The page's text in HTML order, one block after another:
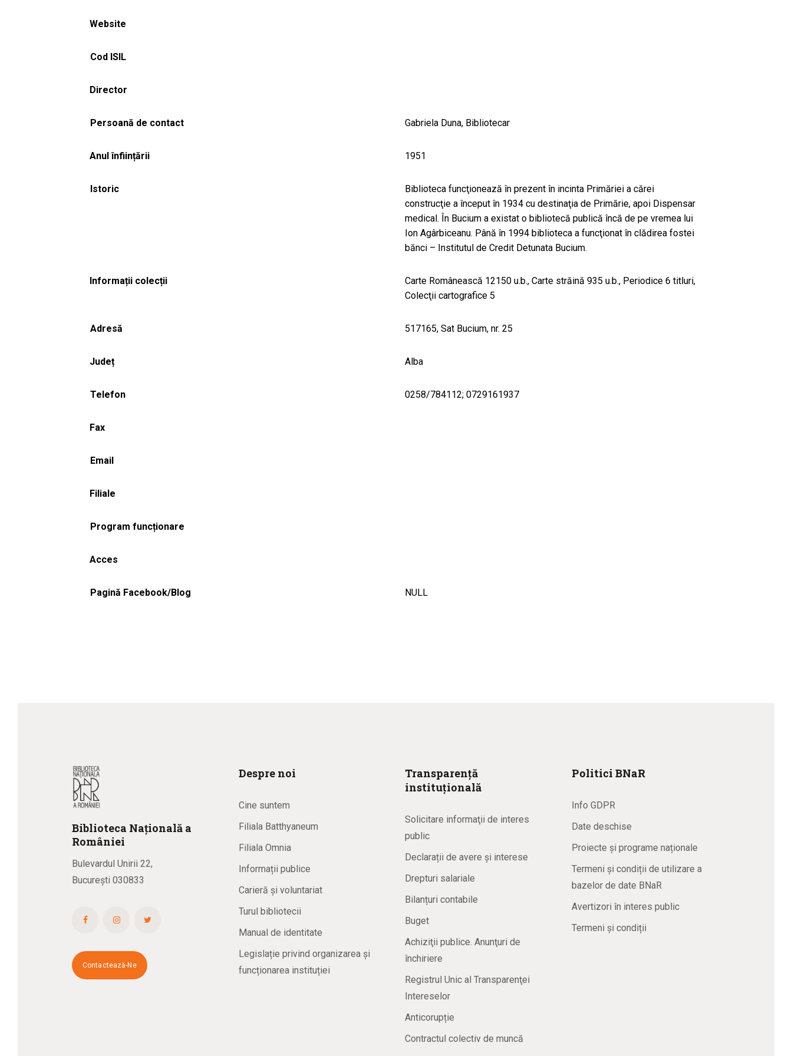
Website
Cod ISIL
Director
Persoană de contact Gabriela Duna, Bibliotecar
Anul înființării 1951
Istoric
Biblioteca funcţionează în prezent în incinta Primăriei a cărei
construcţie a început în 1934 cu destinaţia de Primărie, apoi Dispensar
medical. În Bucium a existat o bibliotecă publică încă de pe vremea lui
Ion Agârbiceanu. Până în 1994 biblioteca a funcţionat în clădirea fostei
bănci – Institutul de Credit Detunata Bucium.
Informații colecții
Carte Românească 12150 u.b., Carte străină 935 u.b., Periodice 6 titluri,
Colecţii cartografice 5
Adresă 517165, Sat Bucium, nr. 25
Județ Alba
Telefon 0258/784112; 0729161937
Fax
Email
Filiale
Program funcționare
Acces
Pagină Facebook/Blog NULL
Biblioteca Națională a
României
Bulevardul Unirii 22,
București 030833
Contactează-Ne
Despre noi
Cine suntem
Filiala Batthyaneum
Filiala Omnia
Informații publice
Carieră și voluntariat
Turul bibliotecii
Manual de identitate
Legislație privind organizarea și
funcționarea instituției
Transparență
instituțională
Solicitare informaţii de interes
public
Declarații de avere și interese
Drepturi salariale
Bilanțuri contabile
Buget
Achiziţii publice. Anunţuri de
închiriere
Registrul Unic al Transparenţei
Intereselor
Anticorupție
Contractul colectiv de muncă
Politici BNaR
Info GDPR
Date deschise
Proiecte și programe naționale
Termeni și condiții de utilizare a
bazelor de date BNaR
Avertizori în interes public
Termeni și condiții